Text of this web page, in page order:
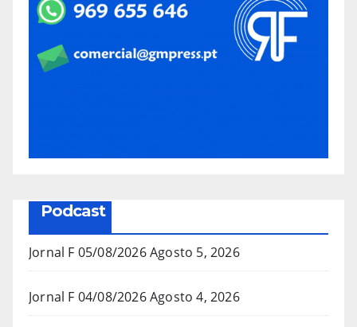
Podcast
Jornal F 05/08/2026Agosto 5, 2026
Jornal F 04/08/2026Agosto 4, 2026